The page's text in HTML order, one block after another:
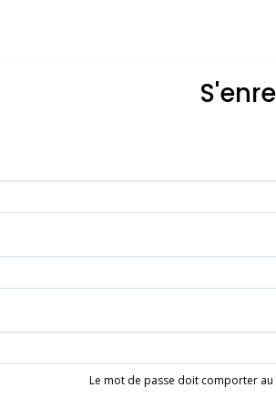
Le mot de passe doit comporter au